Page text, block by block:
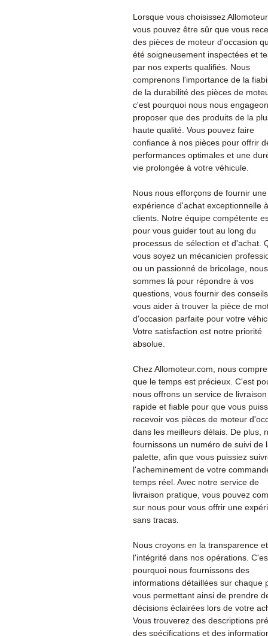
Lorsque vous choisissez
vous pouvez être sûr que vous
des pièces de moteur d'occasion
été soigneusement inspectées et
par nos experts qualifiés. Nous
comprenons l'importance de la
de la durabilité des pièces de
c'est pourquoi nous nous
proposer que des produits de la
haute qualité. Vous pouvez faire
confiance à nos pièces pour offrir
performances optimales et une
vie prolongée à votre véhicule.
Nous nous efforçons de fournir une
expérience d'achat exceptionnelle
clients. Notre équipe compétente
pour vous guider tout au long du
processus de sélection et d'achat.
vous soyez un mécanicien
ou un passionné de bricolage, nous
sommes là pour répondre à vos
questions, vous fournir des
vous aider à trouver la pièce de
d'occasion parfaite pour votre
Votre satisfaction est notre priorité
absolue.
Chez Allomoteur.com, nous
que le temps est précieux. C'est
nous offrons un service de livraison
rapide et fiable pour que vous
recevoir vos pièces de moteur
dans les meilleurs délais. De plus,
fournissons un numéro de suivi de
palette, afin que vous puissiez
l'acheminement de votre
temps réel. Avec notre service de
livraison pratique, vous pouvez
sur nous pour vous offrir une
sans tracas.
Nous croyons en la transparence et
l'intégrité dans nos opérations.
pourquoi nous fournissons des
informations détaillées sur chaque
vous permettant ainsi de prendre
décisions éclairées lors de votre
Vous trouverez des descriptions
des spécifications et des